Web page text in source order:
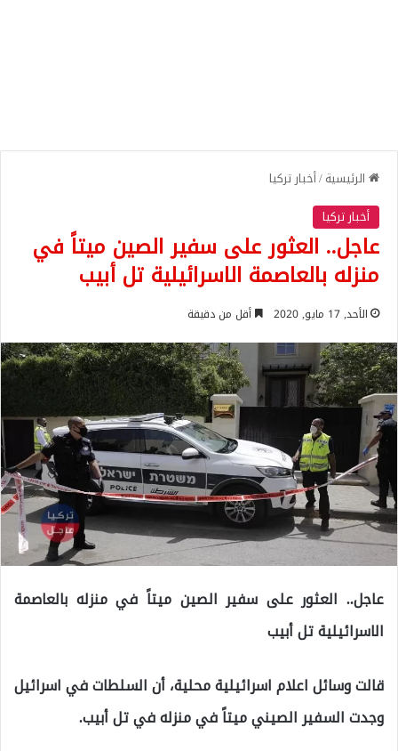
الرئيسية/أخبار تركيا
أخبار تركيا
عاجل.. العثور على سفير الصين ميتاً في
منزله بالعاصمة الاسرائيلية تل أبيب
الأحد, 17 مايو, 2020 أقل من دقيقة
عاجل.. العثور على سفير الصين ميتاً في منزله بالعاصمة
الاسرائيلية تل أبيب
قالت وسائل اعلام اسرائيلية محلية، أن السلطات في اسرائيل
وجدت السفير الصيني ميتاً في منزله في تل أبيب.